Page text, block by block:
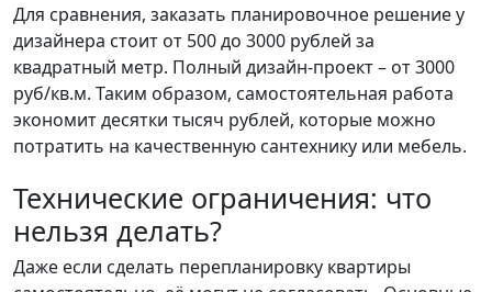
Для сравнения, заказать планировочное решение у
дизайнера стоит от 500 до 3000 рублей за
квадратный метр. Полный дизайн-проект – от 3000
руб/кв.м. Таким образом, самостоятельная работа
экономит десятки тысяч рублей, которые можно
потратить на качественную сантехнику или мебель.
Технические ограничения: что
нельзя делать?
Даже если сделать перепланировку квартиры